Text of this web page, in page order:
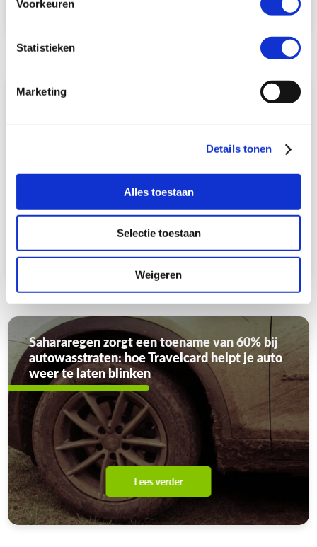
Voorkeuren
Statistieken
Marketing
Details tonen
Alles toestaan
Selectie toestaan
Weigeren
Partijen tekenen voor betere informatie-
Lees verder
Sahararegen zorgt een toename van 60% bij
autowasstraten: hoe Travelcard helpt je auto
weer te laten blinken
Lees verder